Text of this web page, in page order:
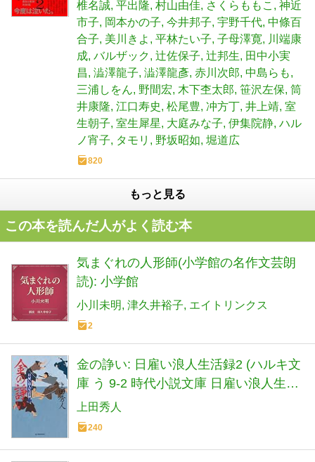
椎名誠 平出隆 村山由佳 さくらももこ
神近
市子
岡本かの子 今井邦子 宇野千代 中條百
合子 美川きよ 平林たい子 子母澤寛
川端康
成 バルザック 辻佐保子 辻邦生
田中小実
昌 澁澤龍子 澁澤龍彥 赤川次郎 中島らも
三浦しをん 野間宏 木下杢太郎 笹沢左保 筒
井康隆 江口寿史 松尾豊 冲方丁 井上靖 室
生朝子 室生犀星 大庭みな子 伊集院静 ハル
ノ宵子
タモリ 野坂昭如 堀道広
820
もっと見る
この本を読んだ人がよく読む本
気まぐれの人形師(小学館の名作文芸朗
読): 小学館
小川未明 津久井裕子 エイトリンクス
2
金の諍い: 日雇い浪人生活録2 (ハルキ文
庫 う 9-2 時代小説文庫 日雇い浪人生活
録 2)
上田秀人
240